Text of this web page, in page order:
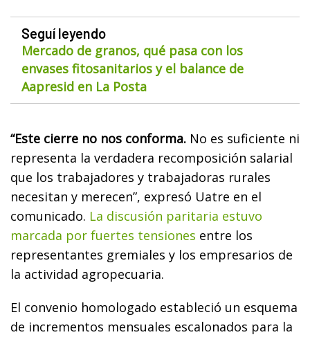
Seguí leyendo
Mercado de granos, qué pasa con los
envases fitosanitarios y el balance de
Aapresid en La Posta
“Este cierre no nos conforma. No es suficiente ni
representa la verdadera recomposición salarial
que los trabajadores y trabajadoras rurales
necesitan y merecen”, expresó Uatre en el
comunicado. La discusión paritaria estuvo
marcada por fuertes tensiones entre los
representantes gremiales y los empresarios de
la actividad agropecuaria.
El convenio homologado estableció un esquema
de incrementos mensuales escalonados para la